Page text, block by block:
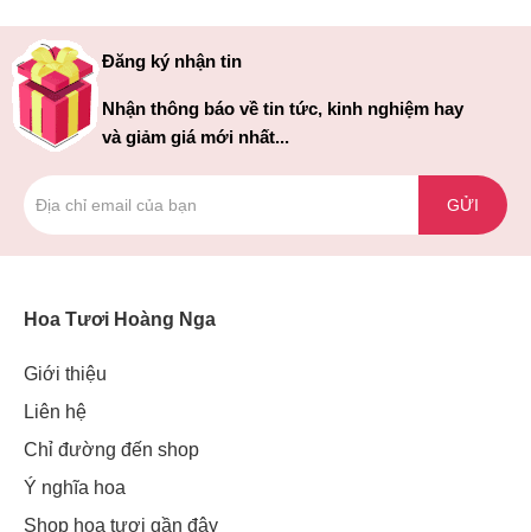
Đăng ký nhận tin
Nhận thông báo về tin tức, kinh nghiệm hay
và giảm giá mới nhất...
GỬI
Hoa Tươi Hoàng Nga
Giới thiệu
Liên hệ
Chỉ đường đến shop
Ý nghĩa hoa
Shop hoa tươi gần đây